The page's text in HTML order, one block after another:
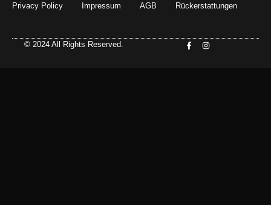
Privacy Policy Impressum AGB Rückerstattungen
© 2024 All Rights Reserved.